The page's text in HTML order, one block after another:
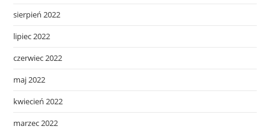
sierpień 2022
lipiec 2022
czerwiec 2022
maj 2022
kwiecień 2022
marzec 2022